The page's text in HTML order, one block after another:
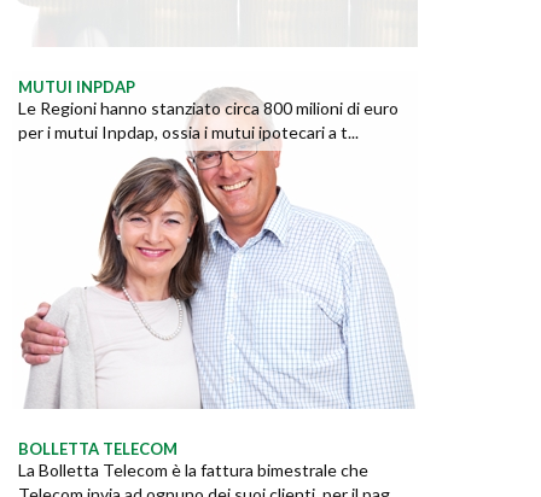
MUTUI INPDAP
Le Regioni hanno stanziato circa 800 milioni di euro
per i mutui Inpdap, ossia i mutui ipotecari a t...
BOLLETTA TELECOM
La Bolletta Telecom è la fattura bimestrale che